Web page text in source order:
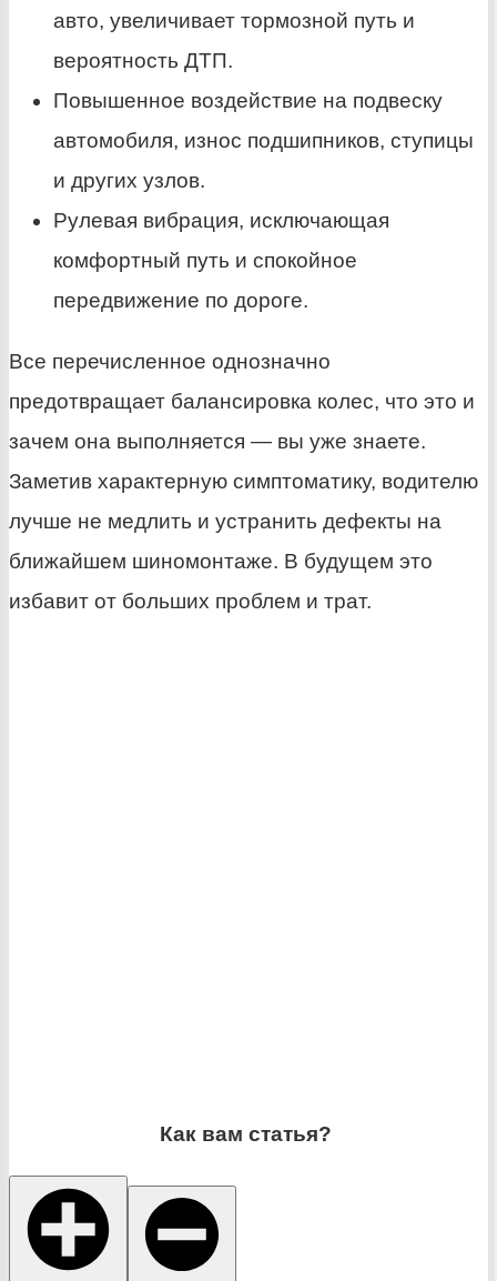
авто, увеличивает тормозной путь и
вероятность ДТП.
Повышенное воздействие на подвеску
автомобиля, износ подшипников, ступицы
и других узлов.
Рулевая вибрация, исключающая
комфортный путь и спокойное
передвижение по дороге.
Все перечисленное однозначно
предотвращает балансировка колес, что это и
зачем она выполняется — вы уже знаете.
Заметив характерную симптоматику, водителю
лучше не медлить и устранить дефекты на
ближайшем шиномонтаже. В будущем это
избавит от больших проблем и трат.
Как вам статья?